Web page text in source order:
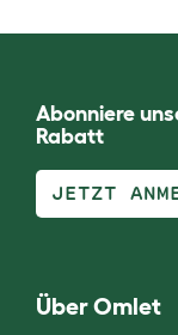
Abonniere
Rabatt
JETZT
Über Omlet